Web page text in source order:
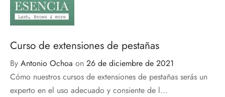
Curso de extensiones de pestañas
By Antonio Ochoa on 26 de diciembre de 2021
Cómo nuestros cursos de extensiones de pestañas serás un
experto en el uso adecuado y consiente de l…